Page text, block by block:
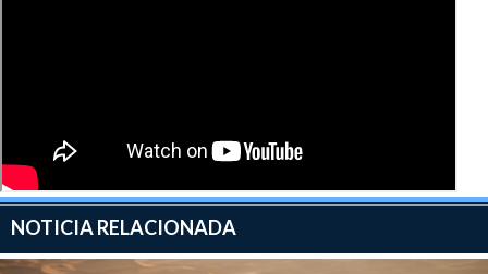
NOTICIA RELACIONADA